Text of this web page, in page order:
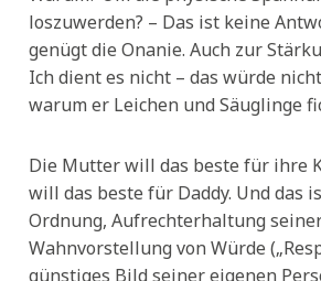
loszuwerden? – Das ist keine
genügt die Onanie. Auch zur
Ich dient es nicht – das würde
warum er Leichen und Säuglinge
Die Mutter will das beste für ihre
will das beste für Daddy. Und das
Ordnung, Aufrechterhaltung
Wahnvorstellung von Würde
günstiges Bild seiner eigenen